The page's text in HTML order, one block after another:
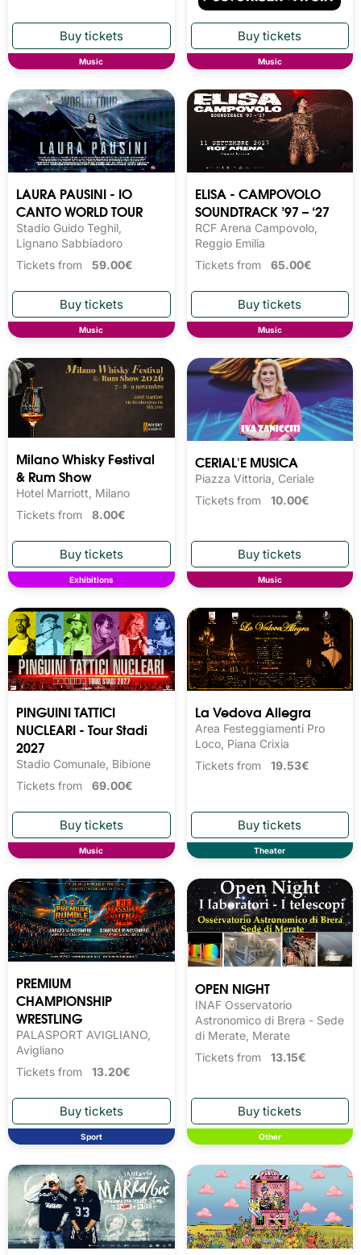
Music Music
LAURA PAUSINI - IO
CANTO WORLD TOUR
Stadio Guido Teghil,
Lignano Sabbiadoro
Tickets from 59.00€
Music
ELISA - CAMPOVOLO
SOUNDTRACK ’97 – ‘27
RCF Arena Campovolo,
Reggio Emilia
Tickets from 65.00€
Music
Milano Whisky Festival
& Rum Show
Hotel Marriott, Milano
Tickets from 8.00€
Exhibitions
CERIAL'E MUSICA
Piazza Vittoria, Ceriale
Tickets from 10.00€
Music
PINGUINI TATTICI
NUCLEARI - Tour Stadi
2027
Stadio Comunale, Bibione
Tickets from 69.00€
Music
La Vedova Allegra
Area Festeggiamenti Pro
Loco, Piana Crixia
Tickets from 19.53€
Theater
PREMIUM
CHAMPIONSHIP
WRESTLING
PALASPORT AVIGLIANO,
Avigliano
Tickets from 13.20€
Sport
OPEN NIGHT
INAF Osservatorio
Astronomico di Brera - Sede
di Merate, Merate
Tickets from 13.15€
Other